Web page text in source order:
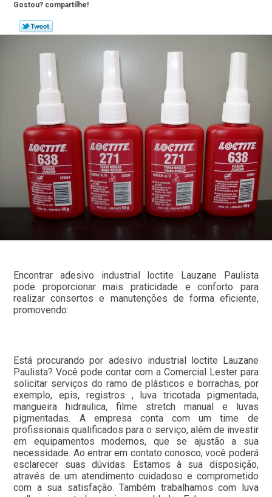
Gostou? compartilhe!
Encontrar adesivo industrial loctite Lauzane Paulista
pode proporcionar mais praticidade e conforto para
realizar consertos e manutenções de forma eficiente,
promovendo:
Está procurando por adesivo industrial loctite Lauzane
Paulista? Você pode contar com a Comercial Lester para
solicitar serviços do ramo de plásticos e borrachas, por
exemplo, epis, registros , luva tricotada pigmentada,
mangueira hidraulica, filme stretch manual e luvas
pigmentadas. A empresa conta com um time de
profissionais qualificados para o serviço, além de investir
em equipamentos modernos, que se ajustão a sua
necessidade. Ao entrar em contato conosco, você poderá
esclarecer suas dúvidas. Estamos à sua disposição,
através de um atendimento cuidadoso e comprometido
com a sua satisfação. Também trabalhamos com luva